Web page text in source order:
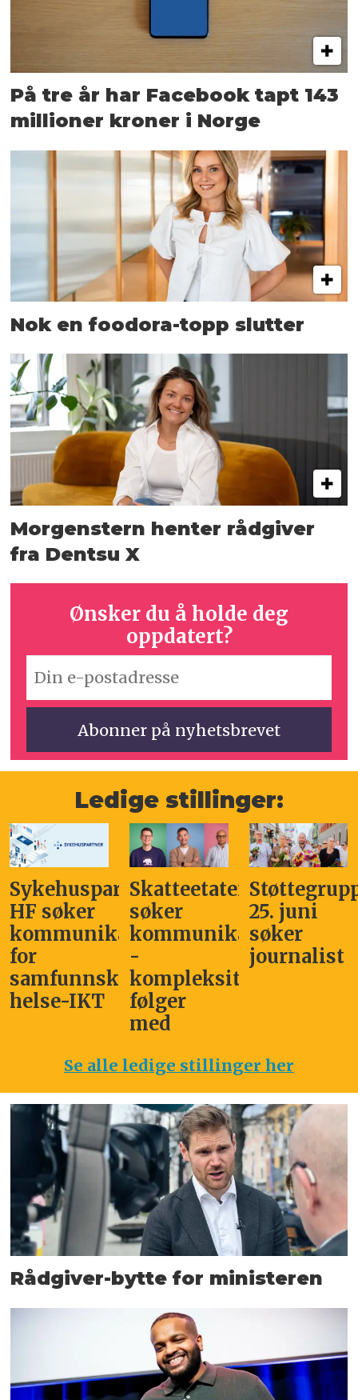
På tre år har Facebook tapt 143
millioner kroner i Norge
Nok en foodora-topp slutter
Morgenstern henter rådgiver
fra Dentsu X
Ønsker du å holde deg
oppdatert?
Ledige stillinger:
Sykehuspartner
HF søker
kommunikasjonssjef
for
samfunnskritisk
helse-IKT
Skatteetaten
søker
kommunikasjonsleder
-
kompleksitet
følger
med
25. juni
søker
journalist
Se alle ledige stillinger her
Rådgiver-bytte for ministeren